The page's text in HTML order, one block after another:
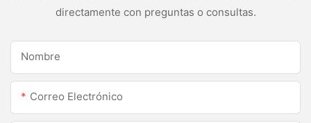
directamente con preguntas o consultas.
Nombre
Correo Electrónico